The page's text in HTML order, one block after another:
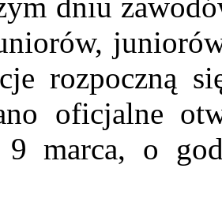
rozpoczną
oficjalne
9 marca, o